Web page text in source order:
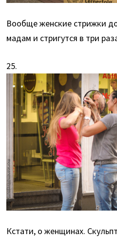
Вообще женские стрижки
мадам и стригутся в три
25.
Кстати, о женщинах.